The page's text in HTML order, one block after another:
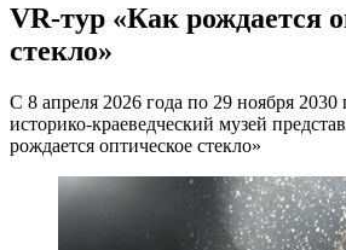
VR-тур «Как рождается
стекло»
С 8 апреля 2026 года по 29 ноября
историко-краеведческий музей
рождается оптическое стекло»